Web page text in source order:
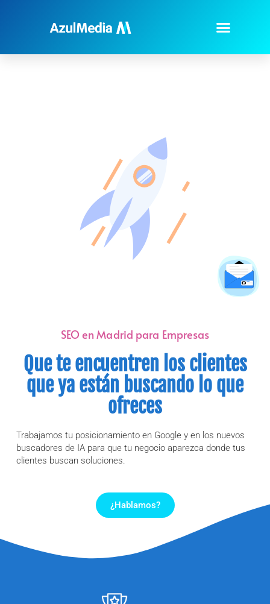
SEO en Madrid para Empresas
Que te encuentren los clientes
que ya están buscando lo que
ofreces
Trabajamos tu posicionamiento en Google y en los nuevos
buscadores de IA para que tu negocio aparezca donde tus
clientes buscan soluciones.
¿Hablamos?